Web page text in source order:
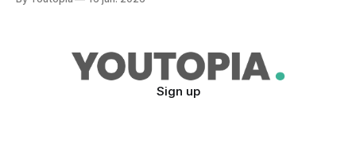
Sign up